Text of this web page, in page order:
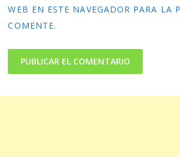
WEB EN ESTE NAVEGADOR PARA LA
COMENTE.